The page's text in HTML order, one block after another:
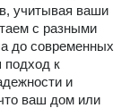
учитывая ваши
с разными
до современных
подход к
и
ваш дом или